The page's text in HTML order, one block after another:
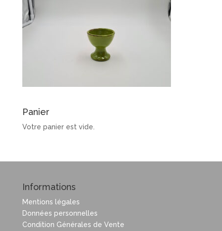
Panier
Votre panier est vide.
Informations
Mentions légales
Données personnelles
Condition Générales de Vente